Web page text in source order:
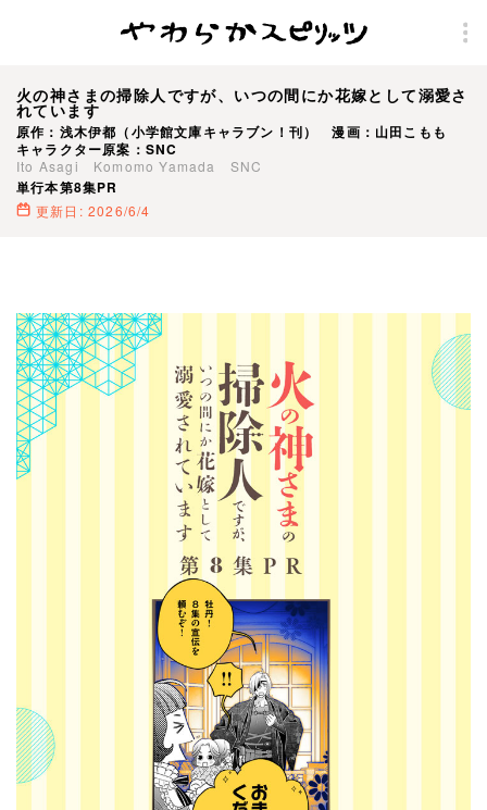
火の神さまの掃除人ですが、いつの間にか花嫁として溺愛さ
れています
原作：浅木伊都（小学館文庫キャラブン！刊） 漫画：山田こもも
キャラクター原案：SNC
Ito Asagi Komomo Yamada SNC
単行本第8集PR
更新日: 2026/6/4